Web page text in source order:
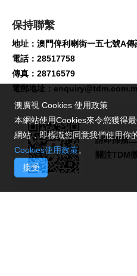
保持聯繫
地址：澳門俾利喇街一五七號A
電話：28517758
傳真：28716579
電郵地址：
請即掃描
關注TDM
澳廣視 Cookies 使用政策
本網站使用Cookies來令您獲得
網站，即標識您同意我們使用你
Cookies使用政策。
接受